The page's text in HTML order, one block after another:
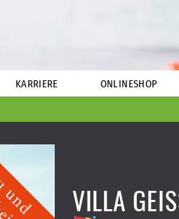
KARRIERE ONLINESHOP
VILLA